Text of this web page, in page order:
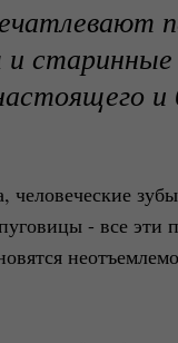
и
и
- все эти